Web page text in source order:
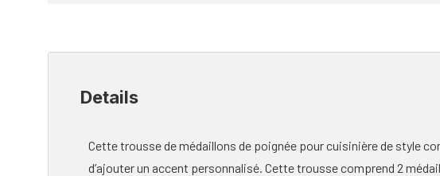
Details
Cette trousse de médaillons de poignée pour cuisinière de style
d’ajouter un accent personnalisé. Cette trousse comprend 2